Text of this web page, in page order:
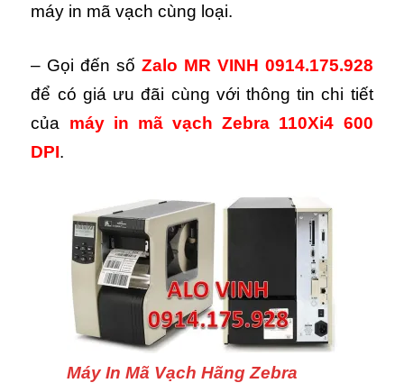
máy in mã vạch cùng loại.
– Gọi đến số Zalo MR VINH 0914.175.928
để có giá ưu đãi cùng với thông tin chi tiết
của máy in mã vạch Zebra 110Xi4 600
DPI.
Máy In Mã Vạch Hãng Zebra